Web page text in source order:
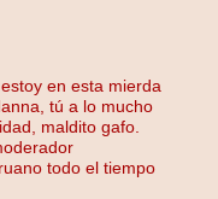
en esta mierda
tú a lo mucho
maldito gafo.
todo el tiempo